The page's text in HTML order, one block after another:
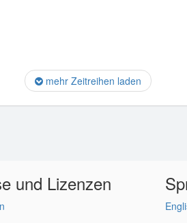
mehr Zeitreihen laden
und Lizenzen